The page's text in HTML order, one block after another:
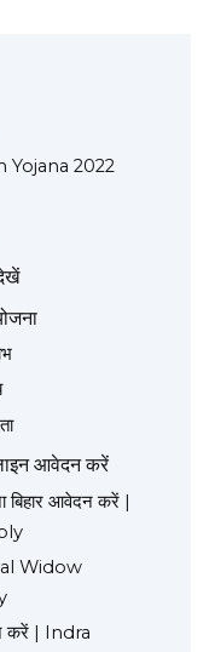
Yojana 2022
आवेदन करें
बिहार आवेदन करें |
Widow
करें | Indra